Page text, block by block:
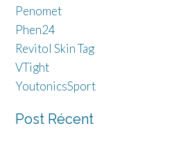
Penomet
Phen24
Revitol Skin Tag
VTight
YoutonicsSport
Post Récent